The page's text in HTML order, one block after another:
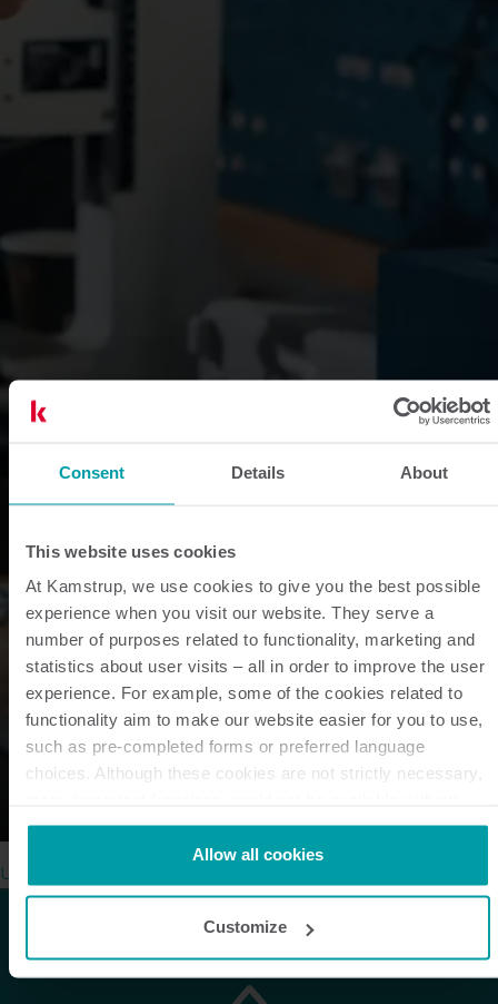
Consent Details About
This website uses cookies
At Kamstrup, we use cookies to give you the best possible
experience when you visit our website. They serve a
number of purposes related to functionality, marketing and
statistics about user visits – all in order to improve the user
experience. For example, some of the cookies related to
functionality aim to make our website easier for you to use,
such as pre-completed forms or preferred language
choices. Although these cookies are not strictly necessary,
them.
Kamstrup makes use of third-party cookies. A third-party
cookie is installed by someone other than us, such as other
You can at any time change or withdraw your consent from
here.
Allow all cookies
Customize
Udforsk vores løsninger